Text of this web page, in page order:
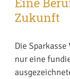
Zukunft
Die
nur eine